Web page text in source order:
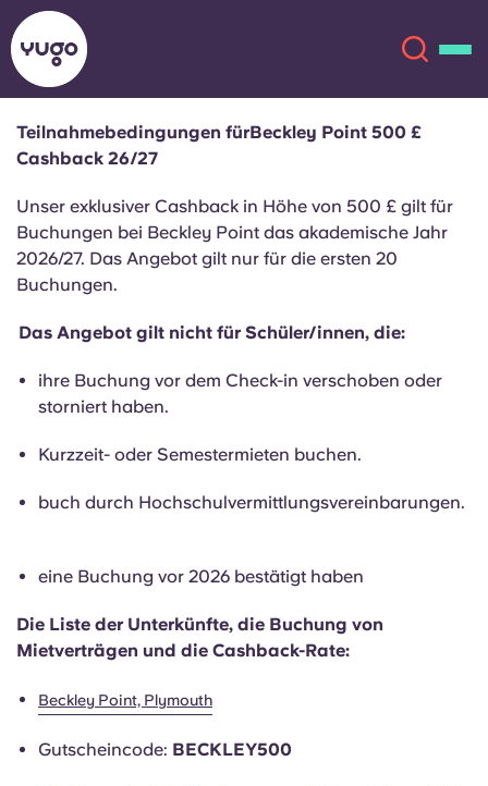
Über uns
Standorte
Mehr
Konto Sprache
English (GB)
Chinese
Català
Wähle ein Land aus
Wähle eine Unterkunft aus
Anmelden
English (US)
Català
Italian
Portuguese
Teilnahmebedingungen fürBeckley Point 500 £
Cashback 26/27
Unser exklusiver Cashback in Höhe von 500 £ gilt für
Buchungen bei Beckley Point das akademische Jahr
2026/27. Das Angebot gilt nur für die ersten 20
Buchungen.
Das Angebot gilt nicht für Schüler/innen, die:
ihre Buchung vor dem Check-in verschoben oder
storniert haben.
Kurzzeit- oder Semestermieten buchen.
buch durch Hochschulvermittlungsvereinbarungen.
eine Buchung vor 2026 bestätigt haben
Die Liste der Unterkünfte, die Buchung von
Mietverträgen und die Cashback-Rate:
Beckley Point, Plymouth
Gutscheincode: BECKLEY500